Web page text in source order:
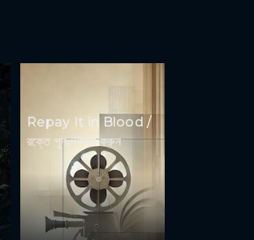
Repay It in Blood /
রক্তে পুনঃপ্রদান করুন